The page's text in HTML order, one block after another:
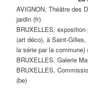
AVIGNON, Théâtre des
jardin (fr)
BRUXELLES,
(art déco), à Saint-
la série par la commune)
BRUXELLES, Galerie
BRUXELLES,
(be)